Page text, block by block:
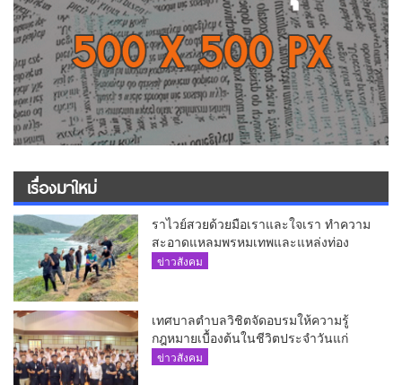
เรื่องมาใหม่
ราไวย์สวยด้วยมือเราและใจเรา ทำความ
สะอาดแหลมพรหมเทพและแหล่งท่อง
เที่ยว
ข่าวสังคม
เทศบาลตำบลวิชิตจัดอบรมให้ความรู้
กฎหมายเบื้องต้นในชีวิตประจำวันแก่
เยาวชน
ข่าวสังคม